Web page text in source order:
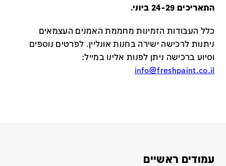
התאריכים 24-29 ביוני.
כלל העבודות הזמינות מחממת האמנים העצמאים
ניתנות לרכישה ישירה בחנות אונליין. לפרטים נוספים
וסיוע ברכישה ניתן לפנות אלינו במייל:
info@freshpaint.co.il
עמודים ראשיים